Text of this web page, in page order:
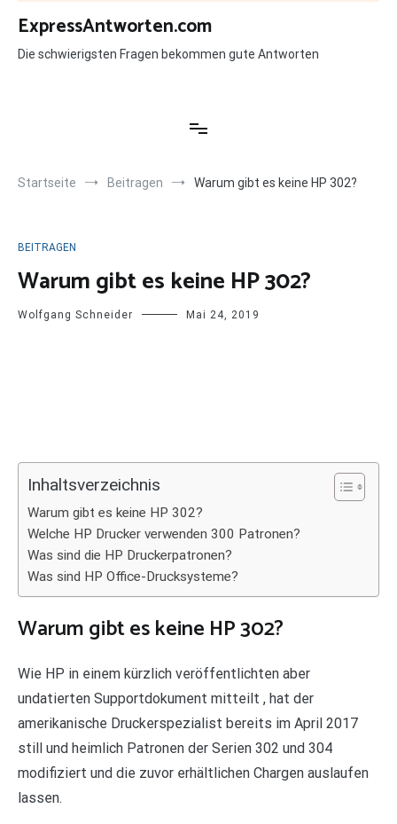
Zum
Inhalt
springen
ExpressAntworten.com
Die schwierigsten Fragen bekommen gute Antworten
Startseite Beitragen Warum gibt es keine HP 302?
BEITRAGEN
Warum gibt es keine HP 302?
Wolfgang Schneider Mai 24, 2019
Inhaltsverzeichnis
Warum gibt es keine HP 302?
Welche HP Drucker verwenden 300 Patronen?
Was sind die HP Druckerpatronen?
Was sind HP Office-Drucksysteme?
Warum gibt es keine HP 302?
Wie HP in einem kürzlich veröffentlichten aber
undatierten Supportdokument mitteilt , hat der
amerikanische Druckerspezialist bereits im April 2017
still und heimlich Patronen der Serien 302 und 304
modifiziert und die zuvor erhältlichen Chargen auslaufen
lassen.